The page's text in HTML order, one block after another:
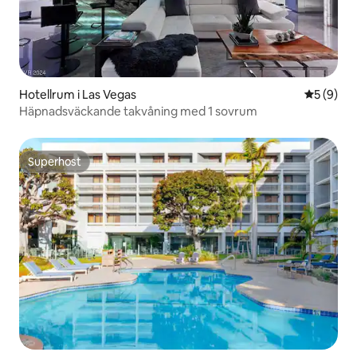
Hotellrum i Las Vegas 5 av 5 i
5 (9)
Häpnadsväckande takvåning med 1 sovrum
Superhost
Superhost